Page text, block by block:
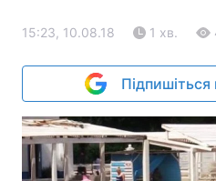
15:23, 10.08.18 1 хв.